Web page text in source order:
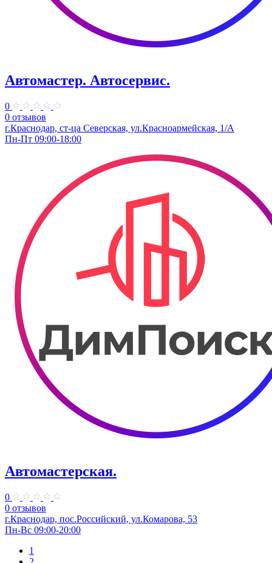
Автомастер. Автосервис.
0
0 отзывов
г.Краснодар, ст-ца Северская, ул.Красноармейская, 1/А
Пн-Пт 09:00-18:00
Автомастерская.
0
0 отзывов
г.Краснодар, пос.Российский, ул.Комарова, 53
Пн-Вс 09:00-20:00
1